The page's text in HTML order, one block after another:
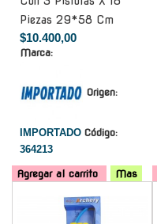
Piezas 29*58 Cm
$10.400,00
Marca:
Origen:
IMPORTADO Código:
364213
Agregar al carrito Mas